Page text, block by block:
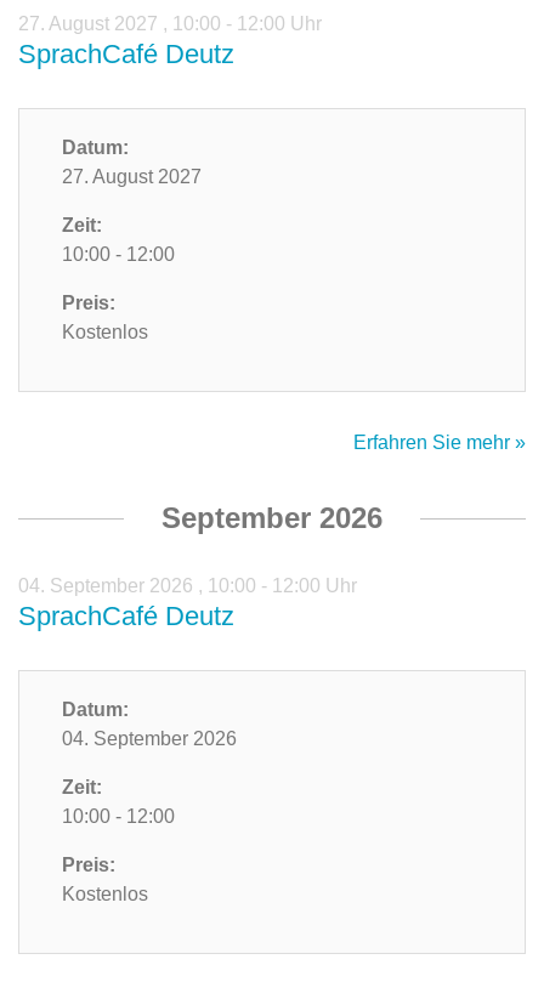
27. August 2027 , 10:00 - 12:00 Uhr
SprachCafé Deutz
Datum:
27. August 2027
Zeit:
10:00 - 12:00
Preis:
Kostenlos
Erfahren Sie mehr »
September 2026
04. September 2026 , 10:00 - 12:00 Uhr
SprachCafé Deutz
Datum:
04. September 2026
Zeit:
10:00 - 12:00
Preis:
Kostenlos